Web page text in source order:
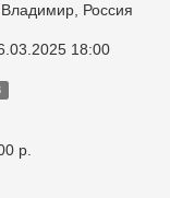
Владимир, Россия
18:00
р.